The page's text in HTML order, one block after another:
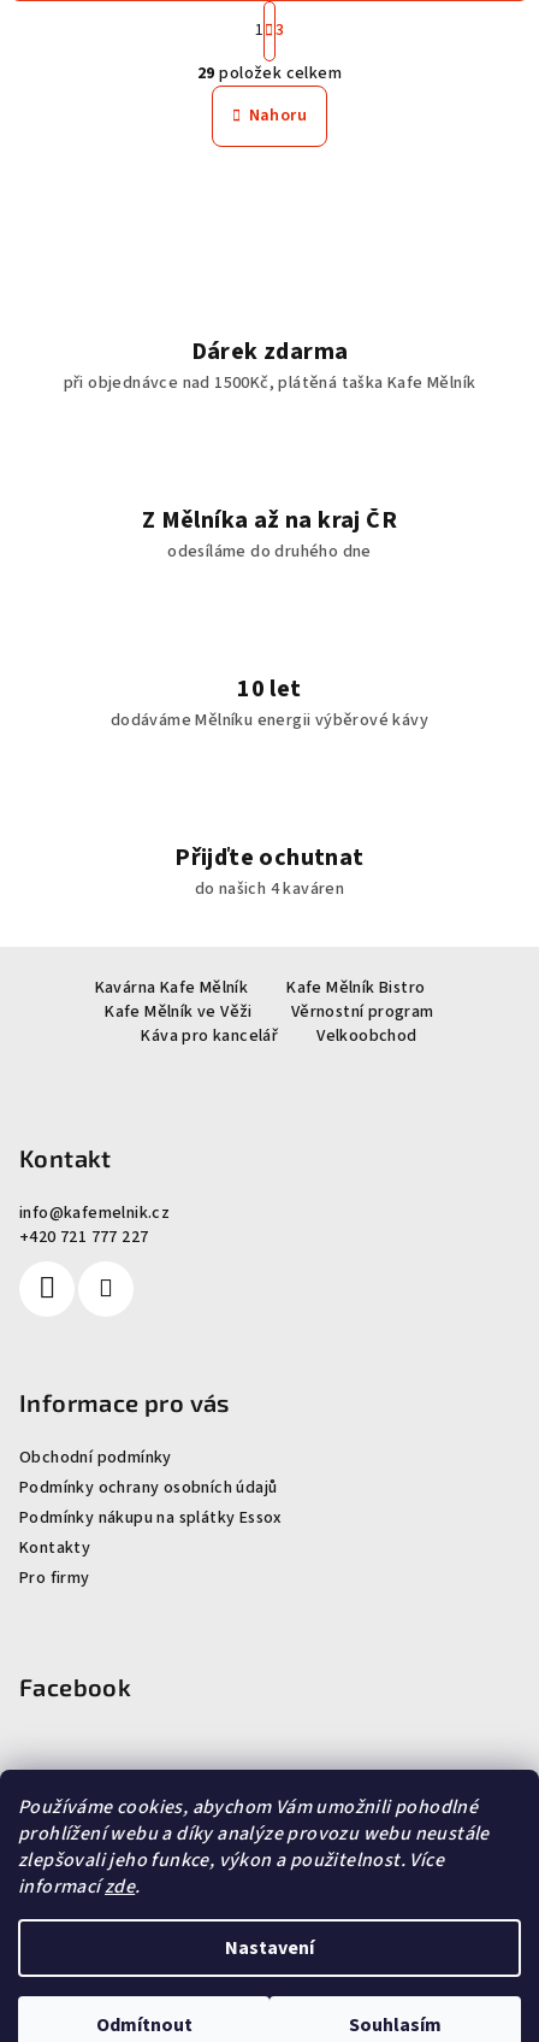
Používáme cookies, abychom Vám umožnili pohodlné
prohlížení webu a díky analýze provozu webu neustále
zlepšovali jeho funkce, výkon a použitelnost. Více
informacízde.
Nastavení
Odmítnout Souhlasím
O
v
l
k
y
s
u
S
t
r
á
n
k
o
1 3
29 položek celkem
Nahoru
Dárek zdarma
při objednávce nad 1500Kč, plátěná taška Kafe Mělník
Z Mělníka až na kraj ČR
odesíláme do druhého dne
10 let
dodáváme Mělníku energii výběrové kávy
Přijďte ochutnat
do našich 4 kaváren
Kavárna Kafe Mělník
Kafe Mělník Bistro
Kafe Mělník ve Věži
Věrnostní program
Káva pro kancelář
Velkoobchod
Kontakt
info@kafemelnik.cz
+420 721 777 227
Informace pro vás
Obchodní podmínky
Podmínky ochrany osobních údajů
Podmínky nákupu na splátky Essox
Kontakty
Pro firmy
Facebook
Vyhledávání
Upravit nastavení cookies